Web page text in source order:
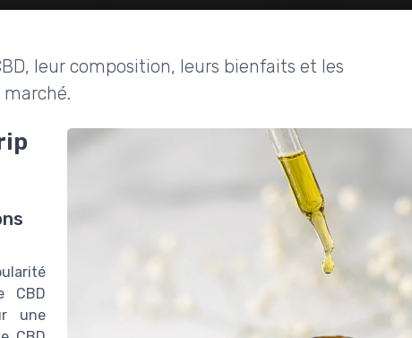
leur composition, leurs bienfaits et les
CBD
une